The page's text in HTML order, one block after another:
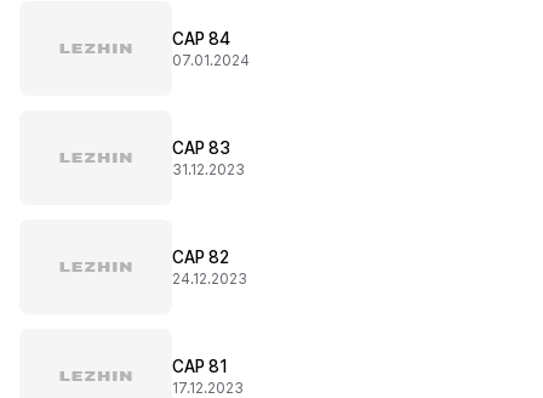
CAP 84
07.01.2024
CAP 83
31.12.2023
CAP 82
24.12.2023
CAP 81
17.12.2023